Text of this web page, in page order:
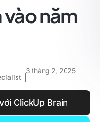
năm
3 tháng 2, 2025
ClickUp Brain